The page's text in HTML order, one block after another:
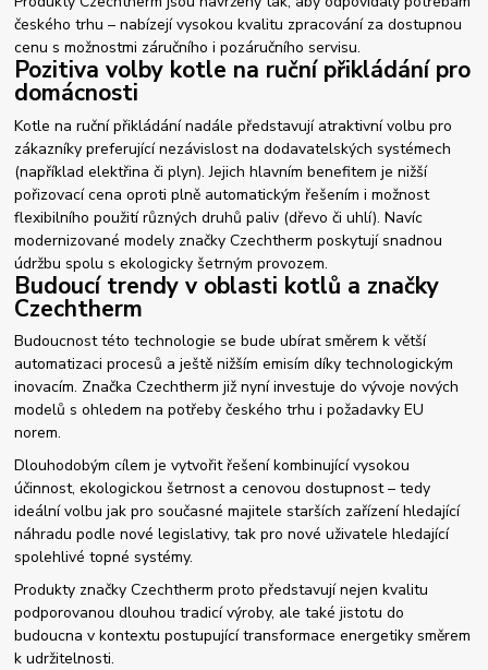
českého trhu – nabízejí vysokou kvalitu zpracování za dostupnou
cenu s možnostmi záručního i pozáručního servisu.
Pozitiva volby kotle na ruční přikládání pro
domácnosti
Kotle na ruční přikládání nadále představují atraktivní volbu pro
zákazníky preferující nezávislost na dodavatelských systémech
(například elektřina či plyn). Jejich hlavním benefitem je nižší
pořizovací cena oproti plně automatickým řešením i možnost
flexibilního použití různých druhů paliv (dřevo či uhlí). Navíc
modernizované modely značky Czechtherm poskytují snadnou
údržbu spolu s ekologicky šetrným provozem.
Budoucí trendy v oblasti kotlů a značky
Czechtherm
Budoucnost této technologie se bude ubírat směrem k větší
automatizaci procesů a ještě nižším emisím díky technologickým
inovacím. Značka Czechtherm již nyní investuje do vývoje nových
modelů s ohledem na potřeby českého trhu i požadavky EU
norem.
Dlouhodobým cílem je vytvořit řešení kombinující vysokou
účinnost, ekologickou šetrnost a cenovou dostupnost – tedy
ideální volbu jak pro současné majitele starších zařízení hledající
náhradu podle nové legislativy, tak pro nové uživatele hledající
spolehlivé topné systémy.
Produkty značky Czechtherm proto představují nejen kvalitu
podporovanou dlouhou tradicí výroby, ale také jistotu do
budoucna v kontextu postupující transformace energetiky směrem
k udržitelnosti.